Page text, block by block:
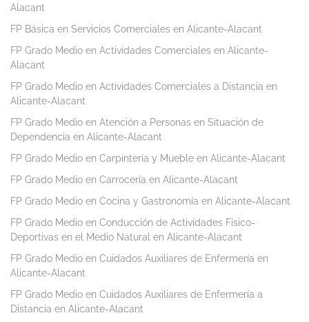
Alacant
FP Básica en Servicios Comerciales en Alicante-Alacant
FP Grado Medio en Actividades Comerciales en Alicante-
Alacant
FP Grado Medio en Actividades Comerciales a Distancia en
Alicante-Alacant
FP Grado Medio en Atención a Personas en Situación de
Dependencia en Alicante-Alacant
FP Grado Medio en Carpintería y Mueble en Alicante-Alacant
FP Grado Medio en Carrocería en Alicante-Alacant
FP Grado Medio en Cocina y Gastronomía en Alicante-Alacant
FP Grado Medio en Conducción de Actividades Físico-
Deportivas en el Medio Natural en Alicante-Alacant
FP Grado Medio en Cuidados Auxiliares de Enfermería en
Alicante-Alacant
FP Grado Medio en Cuidados Auxiliares de Enfermería a
Distancia en Alicante-Alacant